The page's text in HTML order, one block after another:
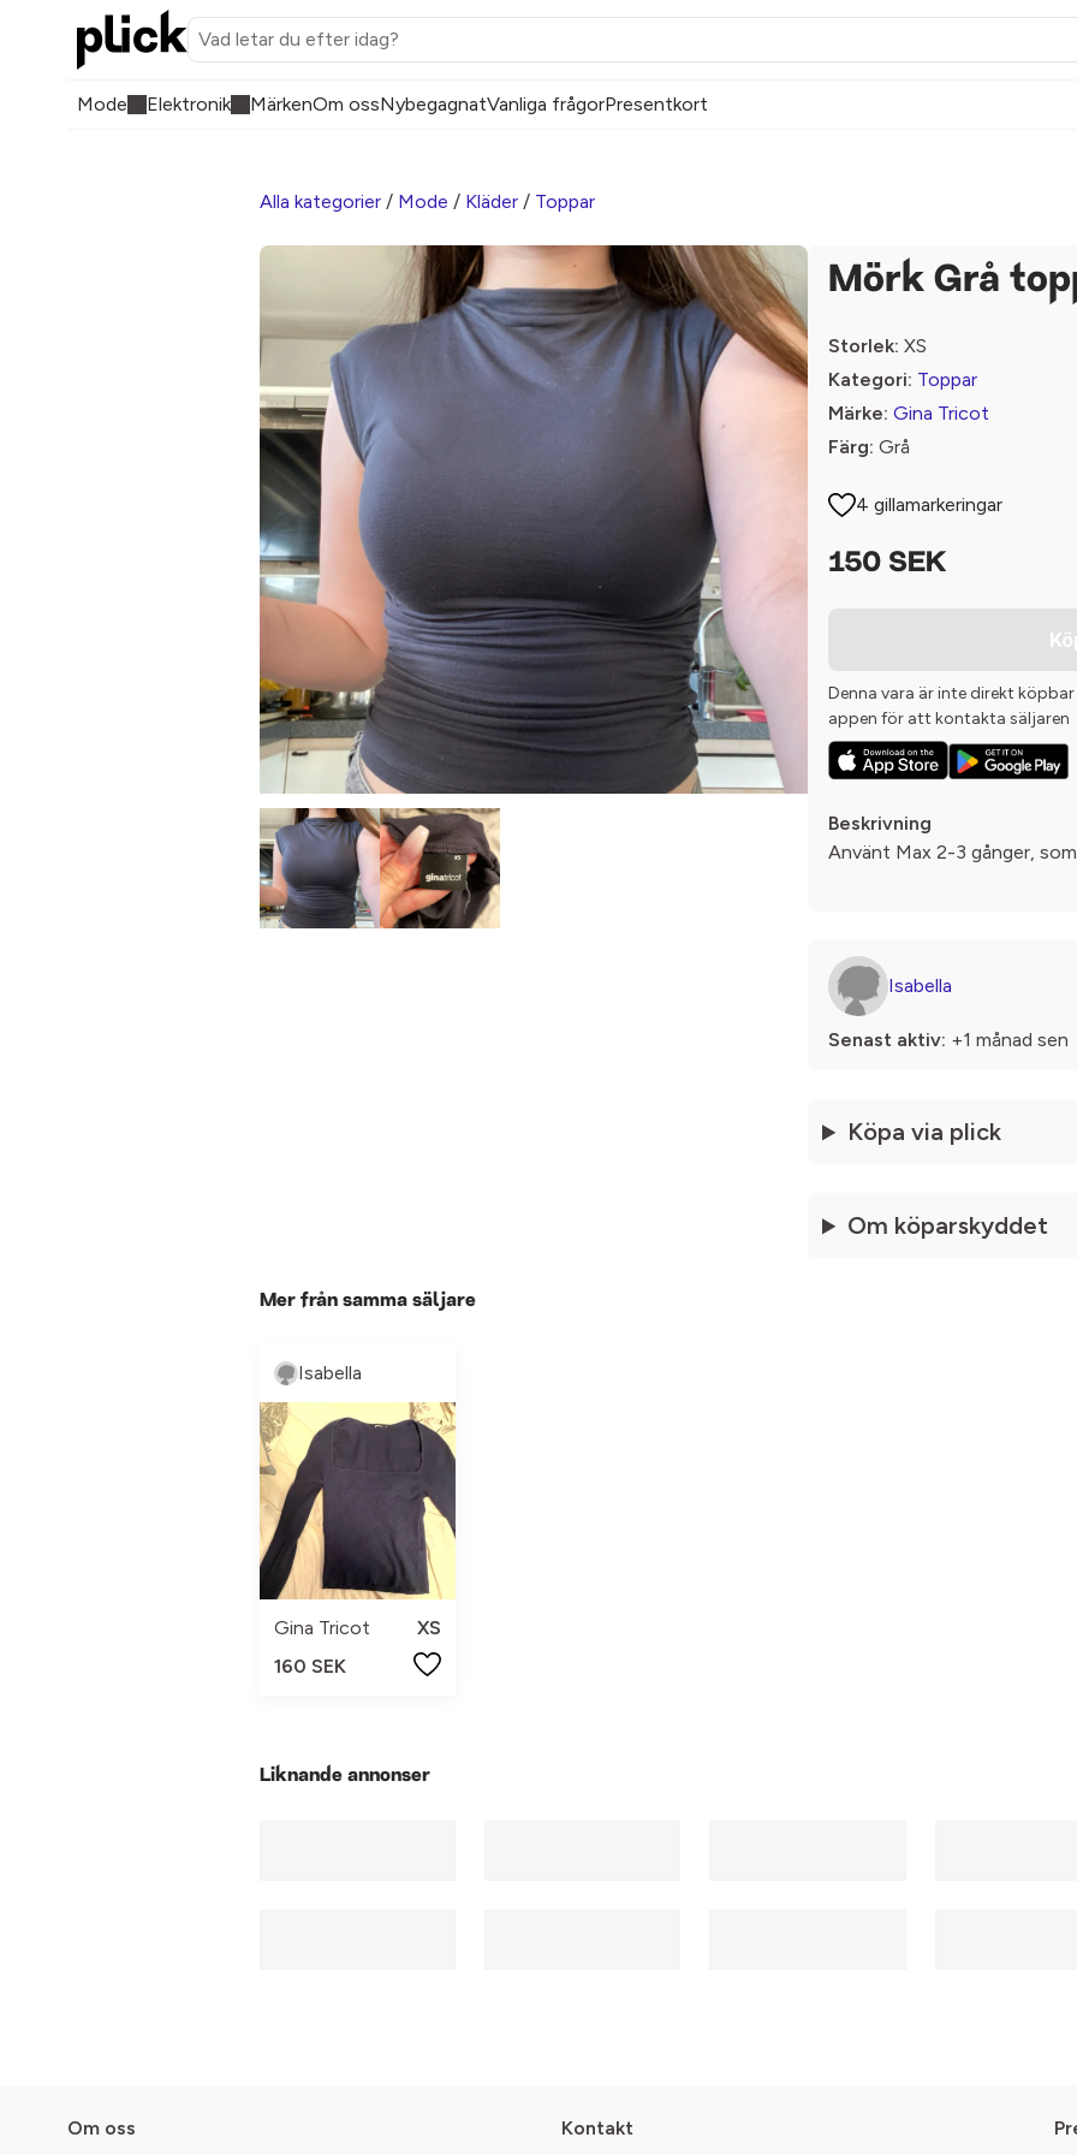
Mode Elektronik MärkenOm ossNybegagnatVanliga frågorPresentkort
Alla kategorier / Mode / Kläder / Toppar
Mörk Grå
Storlek: XS
Kategori: Toppar
Märke: Gina Tricot
Färg: Grå
4 gillamarkeringar
150 SEK
Denna vara är inte direkt
appen för att kontakta säljaren
Beskrivning
Använt Max 2-3 gånger,
Isabella
Senast aktiv: +1 månad sen
Köpa via plick
Om köparskyddet
Mer från samma säljare
Isabella
Gina Tricot
XS
160 SEK
Liknande annonser
Om oss Kontakt